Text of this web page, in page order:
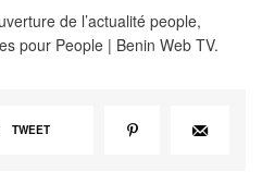
de l’actualité people,
pour People | Benin Web TV.
TWEET